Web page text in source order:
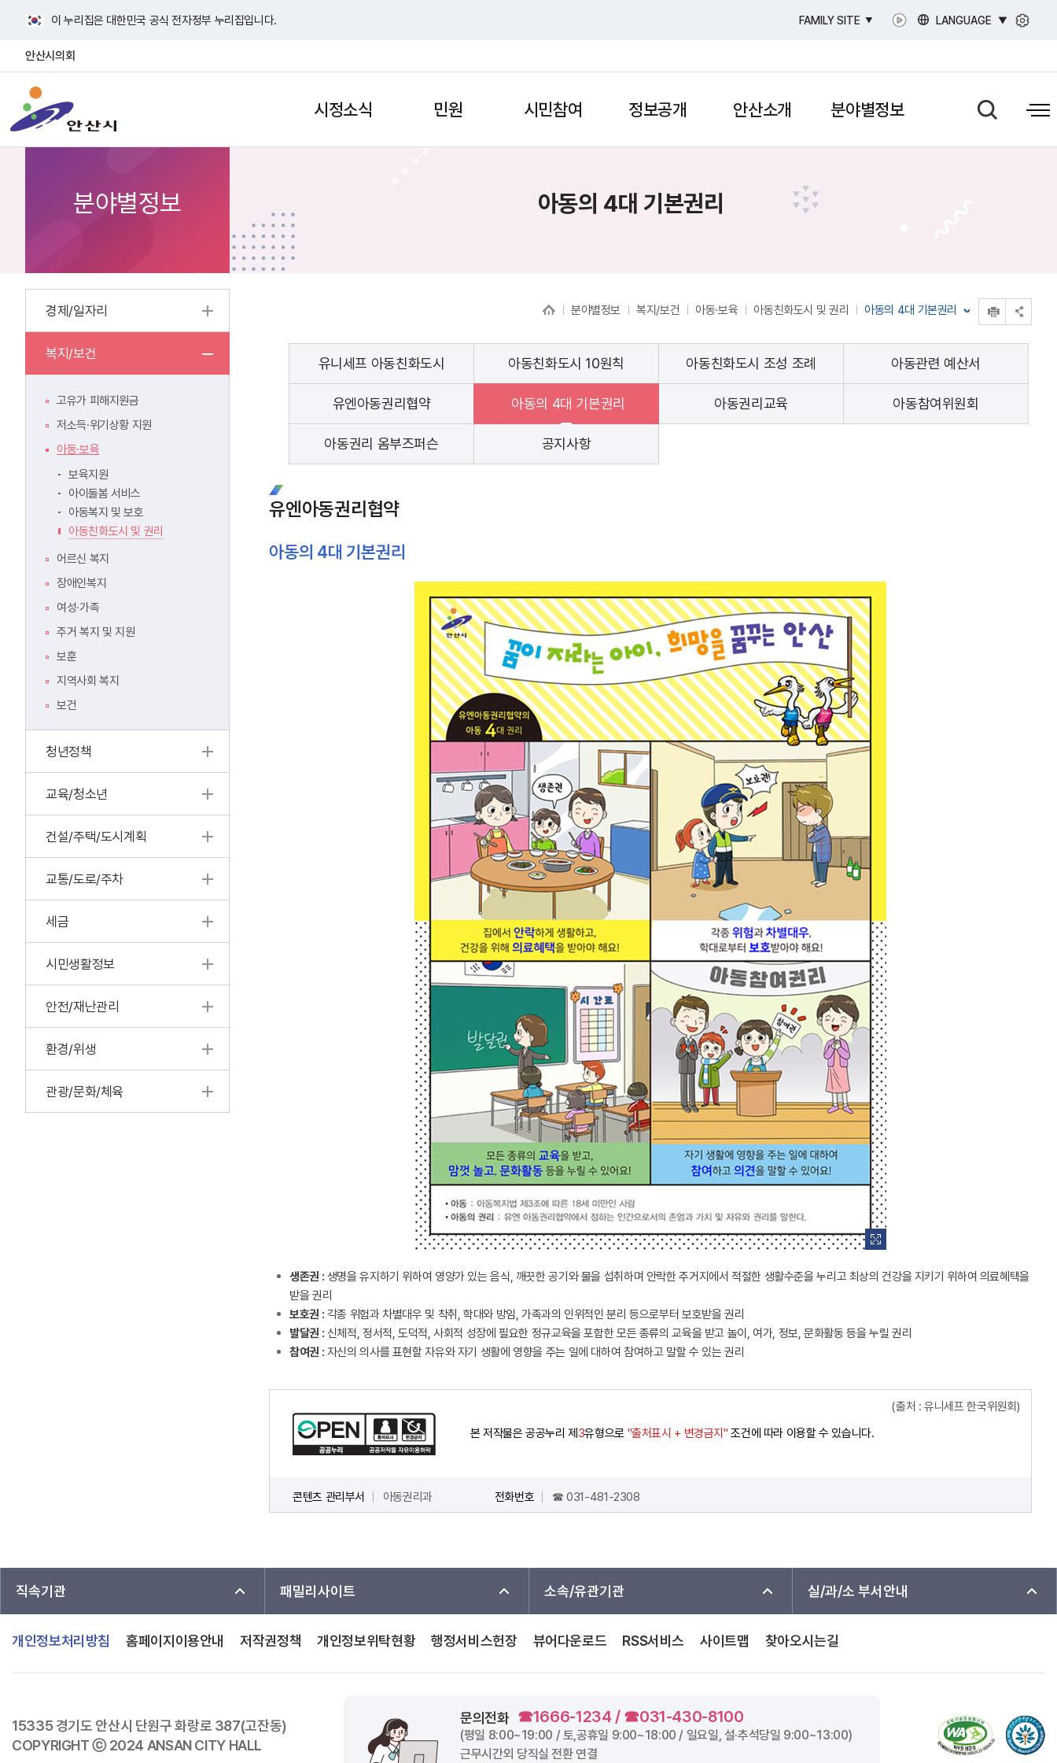
이 누리집은 대한민국 공식 전자정부 누리집입니다. FAMILY SITE LANGUAGE
안산시의회
시
시정소식 민원 시민참여 정보공개 안산소개 분야별정보
분야별정보 아동의 4대 기본권리
분야별정보 복지/보건 아동·보육 아동친화도시 및 권리 아동의 4대 기본권리
경제/일자리
복지/보건
고유가 피해지원금
저소득·위기상황 지원
아동·보육
보육지원
아이돌봄 서비스
아동복지 및 보호
아동친화도시 및 권리
어르신 복지
장애인복지
여성·가족
주거 복지 및 지원
보훈
지역사회 복지
보건
청년정책
교육/청소년
건설/주택/도시계획
교통/도로/주차
세금
시민생활정보
안전/재난관리
환경/위생
관광/문화/체육
유니세프 아동친화도시 아동친화도시 10원칙 아동친화도시 조성 조례 아동관련 예산서
유엔아동권리협약 아동의 4대 기본권리 아동권리교육 아동참여위원회
아동권리 옴부즈퍼슨 공지사항
유엔아동권리협약
아동의 4대 기본권리
생존권 : 생명을 유지하기 위하여 영양가 있는 음식, 깨끗한 공기와 물을 섭취하며 안락한 주거지에서 적절한 생활수준을 누리고 최상의 건강을 지키기 위하여 의료혜택을
받을 권리
보호권 : 각종 위험과 차별대우 및 착취, 학대와 방임, 가족과의 인위적인 분리 등으로부터 보호받을 권리
발달권 : 신체적, 정서적, 도덕적, 사회적 성장에 필요한 정규교육을 포함한 모든 종류의 교육을 받고 놀이, 여가, 정보, 문화활동 등을 누릴 권리
참여권 : 자신의 의사를 표현할 자유와 자기 생활에 영향을 주는 일에 대하여 참여하고 말할 수 있는 권리
(출처 : 유니세프 한국위원회)
본 저작물은 공공누리 제 3유형으로 "출처표시 + 변경금지" 조건에 따라 이용할 수 있습니다.
콘텐츠 관리부서 아동권리과 전화번호 ☎ 031-481-2308
직속기관 패밀리사이트 소속/유관기관 실/과/소 부서안내
개인정보처리방침 홈페이지이용안내 저작권정책 개인정보위탁현황 행정서비스헌장 뷰어다운로드 RSS서비스 사이트맵 찾아오시는길
15335 경기도 안산시 단원구 화랑로 387(고잔동)
COPYRIGHT ⓒ 2024 ANSAN CITY HALL
문의전화 ☎1666-1234 / ☎031-430-8100
(평일 8:00~19:00 / 토,공휴일 9:00~18:00 / 일요일, 설·추석당일 9:00~13:00)
근무시간외 당직실 전환 연결